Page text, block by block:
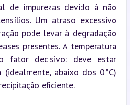
de impurezas devido à não
Um atraso excessivo
pode levar à degradação
presentes. A temperatura
fator decisivo: deve estar
abaixo dos 0°C)
eficiente.